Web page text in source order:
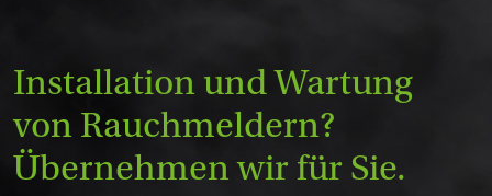
Installation und Wartung
von Rauchmeldern?
Übernehmen wir für Sie.